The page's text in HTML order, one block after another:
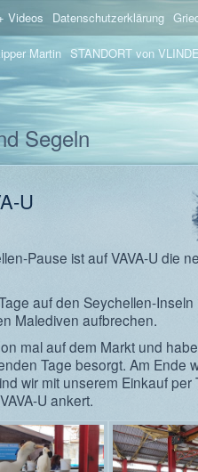
Videos Datenschutzerklärung
Martin STANDORT von
Segeln
U
Pause ist auf VAVA-U die
auf den Seychellen-Inseln
Malediven aufbrechen.
mal auf dem Markt und
Tage besorgt. Am Ende
wir mit unserem Einkauf per
U ankert.